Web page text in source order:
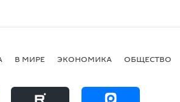
В МИРЕ ЭКОНОМИКА ОБЩЕСТВО